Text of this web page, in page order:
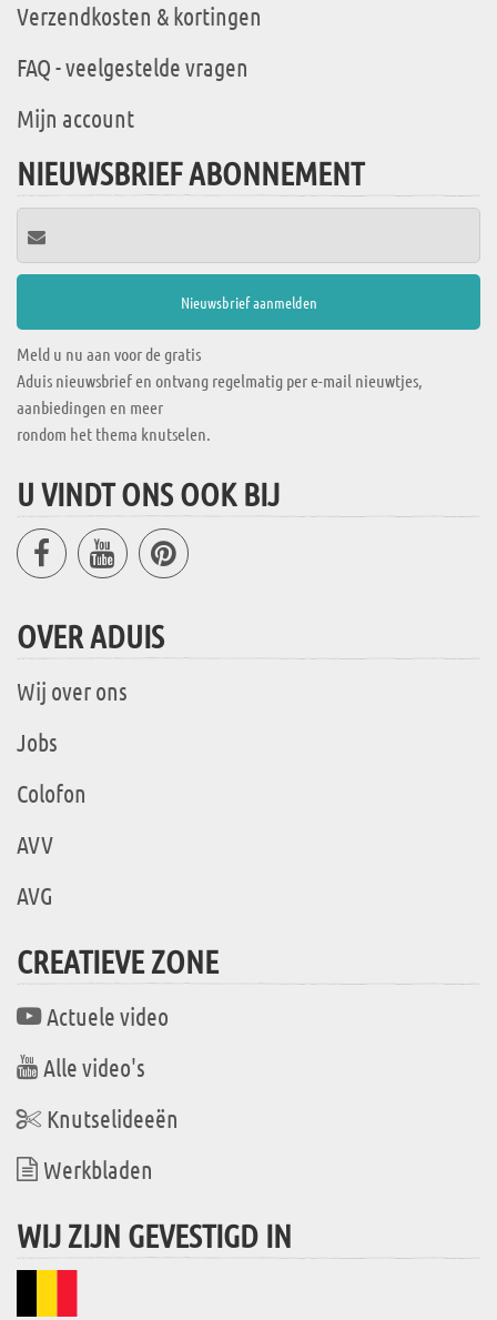
Verzendkosten & kortingen
FAQ - veelgestelde vragen
Mijn account
NIEUWSBRIEF ABONNEMENT
Meld u nu aan voor de gratis
Aduis nieuwsbrief en ontvang regelmatig per e-mail nieuwtjes,
aanbiedingen en meer
rondom het thema knutselen.
U VINDT ONS OOK BIJ
OVER ADUIS
Wij over ons
Jobs
Colofon
AVV
AVG
CREATIEVE ZONE
Actuele video
Alle video's
Knutselideeën
Werkbladen
WIJ ZIJN GEVESTIGD IN